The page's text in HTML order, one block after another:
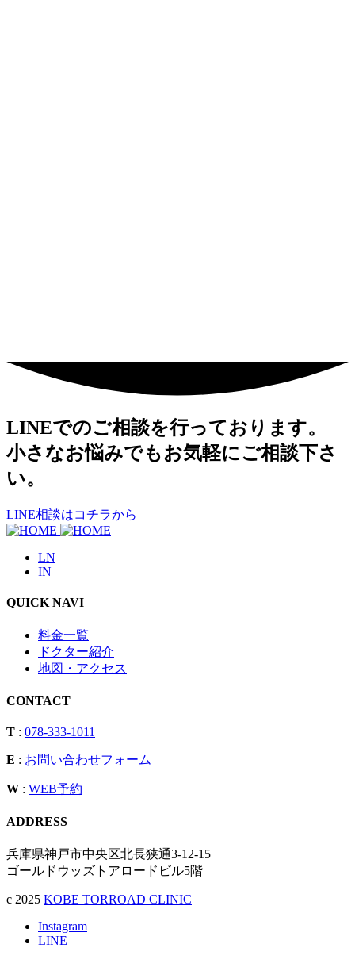
LINEでのご相談を行っております。
小さなお悩みでもお気軽にご相談下さ
い。
LINE相談はコチラから
LN
IN
QUICK NAVI
料金一覧
ドクター紹介
地図・アクセス
CONTACT
T : 078-333-1011
E : お問い合わせフォーム
W : WEB予約
ADDRESS
兵庫県神戸市中央区北長狭通3-12-15
ゴールドウッズトアロードビル5階
c 2025 KOBE TORROAD CLINIC
Instagram
LINE